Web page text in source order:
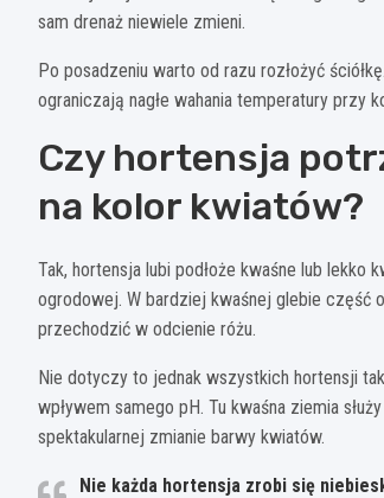
sam drenaż niewiele zmieni.
Po posadzeniu warto od razu rozłożyć
ograniczają nagłe wahania temperatury przy
Czy hortensja
na kolor kwiatów?
Tak, hortensja lubi podłoże kwaśne lub lekko
ogrodowej. W bardziej kwaśnej glebie część
przechodzić w odcienie różu.
Nie dotyczy to jednak wszystkich hortensji
wpływem samego pH. Tu kwaśna ziemia
spektakularnej zmianie barwy kwiatów.
Nie każda hortensja zrobi się